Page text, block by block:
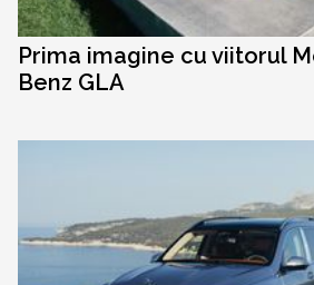
Prima imagine cu viitorul
Benz GLA